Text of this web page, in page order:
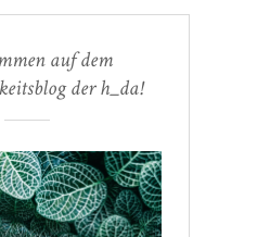
auf dem
der h_da!